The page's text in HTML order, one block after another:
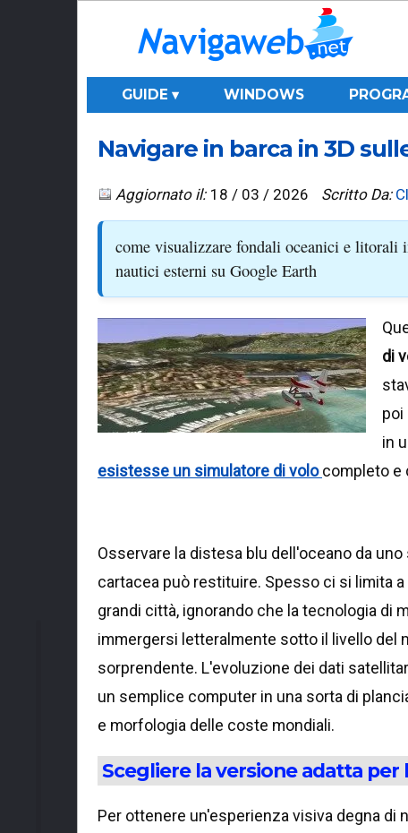
GUIDE ▾ WINDOWS
Navigare in barca in 3D
Aggiornato il: 18 / 03 / 2026 Scritto Da:
come visualizzare fondali oceanici e litorali
nautici esterni su Google Earth
di
poi
in
esistesse un simulatore di volocompleto e
Osservare la distesa blu dell'oceano da
cartacea può restituire. Spesso ci si limita
grandi città, ignorando che la tecnologia di
immergersi letteralmente sotto il livello del
sorprendente. L'evoluzione dei dati
un semplice computer in una sorta di
e morfologia delle coste mondiali.
Scegliere la versione adatta
Per ottenere un'esperienza visiva degna di